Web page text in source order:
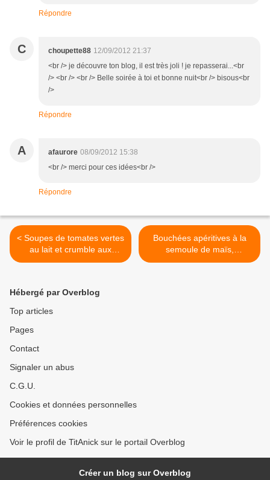
Répondre
C choupette88 12/09/2012 21:37
<br /> je découvre ton blog, il est très joli ! je repasserai...<br
/> <br /> <br /> Belle soirée à toi et bonne nuit<br /> bisous<br
/>
Répondre
A afaurore 08/09/2012 15:38
<br /> merci pour ces idées<br />
Répondre
< Soupes de tomates vertes
au lait et crumble aux
épices
Bouchées apéritives à la
semoule de maïs,
parmesan tomates séchées
Hébergé par Overblog
Top articles
Pages
Contact
Signaler un abus
C.G.U.
Cookies et données personnelles
Préférences cookies
Voir le profil de TitAnick sur le portail Overblog
Créer un blog sur Overblog